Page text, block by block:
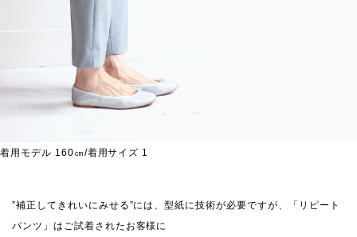
着用モデル 160㎝/着用サイズ 1
”補正してきれいにみせる”には、型紙に技術が必要ですが、「リピート
パンツ」はご試着されたお客様に